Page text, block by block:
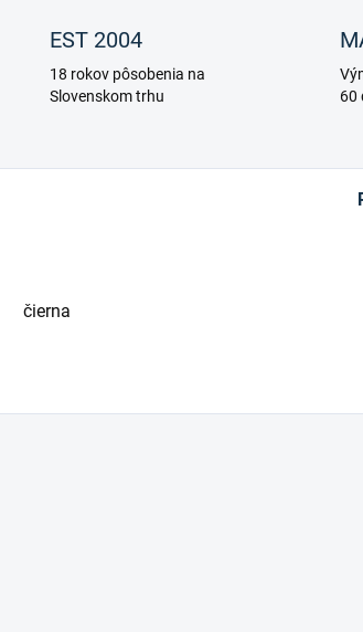
EST 2004
18 rokov pôsobenia na
Slovenskom trhu
60
čierna